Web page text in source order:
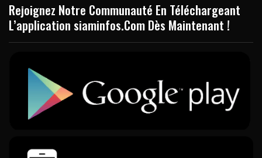
Rejoignez Notre Communauté En Téléchargeant
L’application siaminfos.Com Dès Maintenant !